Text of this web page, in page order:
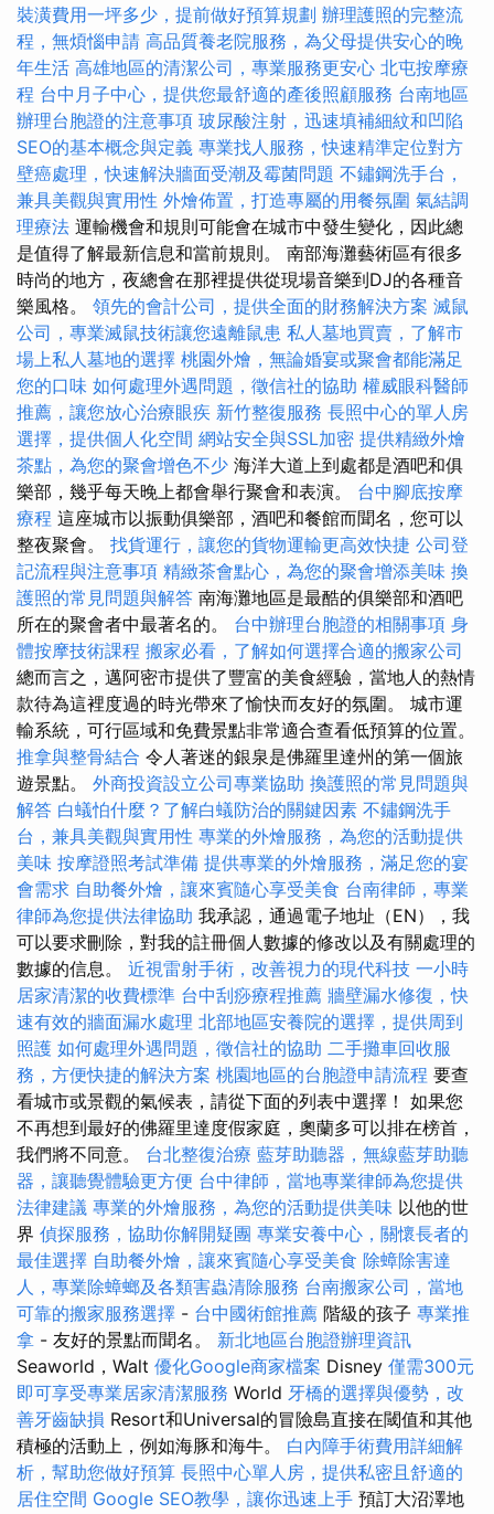
裝潢費用一坪多少，提前做好預算規劃 辦理護照的完整流
程，無煩惱申請 高品質養老院服務，為父母提供安心的晚
年生活 高雄地區的清潔公司，專業服務更安心 北屯按摩療
程 台中月子中心，提供您最舒適的產後照顧服務 台南地區
辦理台胞證的注意事項 玻尿酸注射，迅速填補細紋和凹陷
SEO的基本概念與定義 專業找人服務，快速精準定位對方
壁癌處理，快速解決牆面受潮及霉菌問題 不鏽鋼洗手台，
兼具美觀與實用性 外燴佈置，打造專屬的用餐氛圍 氣結調
理療法 運輸機會和規則可能會在城市中發生變化，因此總
是值得了解最新信息和當前規則。 南部海灘藝術區有很多
時尚的地方，夜總會在那裡提供從現場音樂到DJ的各種音
樂風格。 領先的會計公司，提供全面的財務解決方案 滅鼠
公司，專業滅鼠技術讓您遠離鼠患 私人墓地買賣，了解市
場上私人墓地的選擇 桃園外燴，無論婚宴或聚會都能滿足
您的口味 如何處理外遇問題，徵信社的協助 權威眼科醫師
推薦，讓您放心治療眼疾 新竹整復服務 長照中心的單人房
選擇，提供個人化空間 網站安全與SSL加密 提供精緻外燴
茶點，為您的聚會增色不少 海洋大道上到處都是酒吧和俱
樂部，幾乎每天晚上都會舉行聚會和表演。 台中腳底按摩
療程 這座城市以振動俱樂部，酒吧和餐館而聞名，您可以
整夜聚會。 找貨運行，讓您的貨物運輸更高效快捷 公司登
記流程與注意事項 精緻茶會點心，為您的聚會增添美味 換
護照的常見問題與解答 南海灘地區是最酷的俱樂部和酒吧
所在的聚會者中最著名的。 台中辦理台胞證的相關事項 身
體按摩技術課程 搬家必看，了解如何選擇合適的搬家公司
總而言之，邁阿密市提供了豐富的美食經驗，當地人的熱情
款待為這裡度過的時光帶來了愉快而友好的氛圍。 城市運
輸系統，可行區域和免費景點非常適合查看低預算的位置。
推拿與整骨結合 令人著迷的銀泉是佛羅里達州的第一個旅
遊景點。 外商投資設立公司專業協助 換護照的常見問題與
解答 白蟻怕什麼？了解白蟻防治的關鍵因素 不鏽鋼洗手
台，兼具美觀與實用性 專業的外燴服務，為您的活動提供
美味 按摩證照考試準備 提供專業的外燴服務，滿足您的宴
會需求 自助餐外燴，讓來賓隨心享受美食 台南律師，專業
律師為您提供法律協助 我承認，通過電子地址（EN），我
可以要求刪除，對我的註冊個人數據的修改以及有關處理的
數據的信息。 近視雷射手術，改善視力的現代科技 一小時
居家清潔的收費標準 台中刮痧療程推薦 牆壁漏水修復，快
速有效的牆面漏水處理 北部地區安養院的選擇，提供周到
照護 如何處理外遇問題，徵信社的協助 二手攤車回收服
務，方便快捷的解決方案 桃園地區的台胞證申請流程 要查
看城市或景觀的氣候表，請從下面的列表中選擇！ 如果您
不再想到最好的佛羅里達度假家庭，奧蘭多可以排在榜首，
我們將不同意。 台北整復治療 藍芽助聽器，無線藍芽助聽
器，讓聽覺體驗更方便 台中律師，當地專業律師為您提供
法律建議 專業的外燴服務，為您的活動提供美味 以他的世
界 偵探服務，協助你解開疑團 專業安養中心，關懷長者的
最佳選擇 自助餐外燴，讓來賓隨心享受美食 除蟑除害達
人，專業除蟑螂及各類害蟲清除服務 台南搬家公司，當地
可靠的搬家服務選擇 - 台中國術館推薦 階級的孩子 專業推
拿 - 友好的景點而聞名。 新北地區台胞證辦理資訊
Seaworld，Walt 優化Google商家檔案 Disney 僅需300元
即可享受專業居家清潔服務 World 牙橋的選擇與優勢，改
善牙齒缺損 Resort和Universal的冒險島直接在閾值和其他
積極的活動上，例如海豚和海牛。 白內障手術費用詳細解
析，幫助您做好預算 長照中心單人房，提供私密且舒適的
居住空間 Google SEO教學，讓你迅速上手 預訂大沼澤地